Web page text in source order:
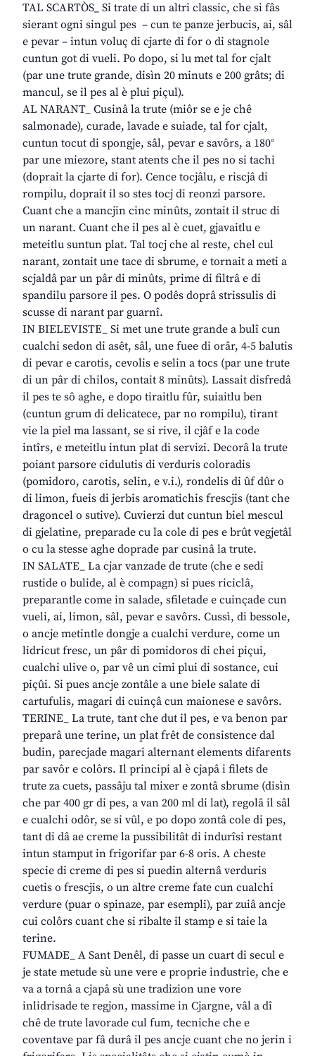
TAL SCARTÒS_ Si trate di un altri classic, che si fâs
sierant ogni singul pes – cun te panze jerbucis, ai, sâl
e pevar – intun voluç di cjarte di for o di stagnole
cuntun got di vueli. Po dopo, si lu met tal for cjalt
(par une trute grande, disìn 20 minuts e 200 grâts; di
mancul, se il pes al è plui piçul).
AL NARANT_ Cusinâ la trute (miôr se e je chê
salmonade), curade, lavade e suiade, tal for cjalt,
cuntun tocut di spongje, sâl, pevar e savôrs, a 180°
par une miezore, stant atents che il pes no si tachi
(doprait la cjarte di for). Cence tocjâlu, e riscjâ di
rompilu, doprait il so stes tocj di reonzi parsore.
Cuant che a mancjin cinc minûts, zontait il struc di
un narant. Cuant che il pes al è cuet, gjavaitlu e
meteitlu suntun plat. Tal tocj che al reste, chel cul
narant, zontait une tace di sbrume, e tornait a meti a
scjaldâ par un pâr di minûts, prime di filtrâ e di
spandilu parsore il pes. O podês doprâ strissulis di
scusse di narant par guarnî.
IN BIELEVISTE_ Si met une trute grande a bulî cun
cualchi sedon di asêt, sâl, une fuee di orâr, 4-5 balutis
di pevar e carotis, cevolis e selin a tocs (par une trute
di un pâr di chilos, contait 8 minûts). Lassait disfredâ
il pes te sô aghe, e dopo tiraitlu fûr, suiaitlu ben
(cuntun grum di delicatece, par no rompilu), tirant
vie la piel ma lassant, se si rive, il cjâf e la code
intîrs, e meteitlu intun plat di servizi. Decorâ la trute
poiant parsore cidulutis di verduris coloradis
(pomidoro, carotis, selin, e v.i.), rondelis di ûf dûr o
di limon, fueis di jerbis aromatichis frescjis (tant che
dragoncel o sutive). Cuvierzi dut cuntun biel mescul
di gjelatine, preparade cu la cole di pes e brût vegjetâl
o cu la stesse aghe doprade par cusinâ la trute.
IN SALATE_ La cjar vanzade de trute (che e sedi
rustide o bulide, al è compagn) si pues riciclâ,
preparantle come in salade, sfiletade e cuinçade cun
vueli, ai, limon, sâl, pevar e savôrs. Cussì, di bessole,
o ancje metintle dongje a cualchi verdure, come un
lidricut fresc, un pâr di pomidoros di chei piçui,
cualchi ulive o, par vê un cimi plui di sostance, cui
piçûi. Si pues ancje zontâle a une biele salate di
cartufulis, magari di cuinçâ cun maionese e savôrs.
TERINE_ La trute, tant che dut il pes, e va benon par
preparâ une terine, un plat frêt de consistence dal
budin, parecjade magari alternant elements difarents
par savôr e colôrs. Il principi al è cjapâ i filets de
trute za cuets, passâju tal mixer e zontâ sbrume (disìn
che par 400 gr di pes, a van 200 ml di lat), regolâ il sâl
e cualchi odôr, se si vûl, e po dopo zontâ cole di pes,
tant di dâ ae creme la pussibilitât di indurîsi restant
intun stamput in frigorifar par 6-8 oris. A cheste
specie di creme di pes si puedin alternâ verduris
cuetis o frescjis, o un altre creme fate cun cualchi
verdure (puar o spinaze, par esempli), par zuiâ ancje
cui colôrs cuant che si ribalte il stamp e si taie la
terine.
FUMADE_ A Sant Denêl, di passe un cuart di secul e
je state metude sù une vere e proprie industrie, che e
va a tornâ a cjapâ sù une tradizion une vore
inlidrisade te regjon, massime in Cjargne, vâl a dî
chê de trute lavorade cul fum, tecniche che e
coventave par fâ durâ il pes ancje cuant che no jerin i